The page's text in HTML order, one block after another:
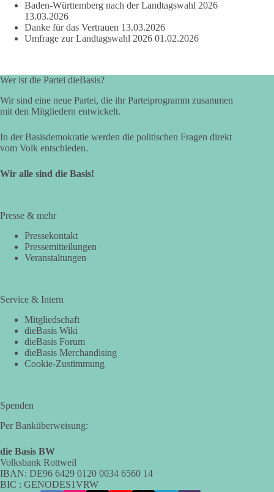
Baden-Württemberg nach der Landtagswahl 2026
13.03.2026
Danke für das Vertrauen 13.03.2026
Umfrage zur Landtagswahl 2026 01.02.2026
Wer ist die Partei dieBasis?
Wir sind eine neue Partei, die ihr Parteiprogramm zusammen
mit den Mitgliedern entwickelt.
In der Basisdemokratie werden die politischen Fragen direkt
vom Volk entschieden.
Wir alle sind die Basis!
Presse & mehr
Pressekontakt
Pressemitteilungen
Veranstaltungen
Service & Intern
Mitgliedschaft
dieBasis Wiki
dieBasis Forum
dieBasis Merchandising
Cookie-Zustimmung
Spenden
Per Banküberweisung:
die Basis BW
Volksbank Rottweil
IBAN: DE96 6429 0120 0034 6560 14
BIC : GENODES1VRW